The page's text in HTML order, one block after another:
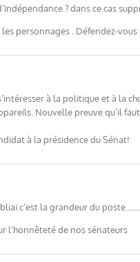
? dans ce cas
personnages . Défendez-
à la politique et à la
Nouvelle preuve qu’il
à la présidence du Sénat!
c’est la grandeur du
l’honnêteté de nos sénateurs